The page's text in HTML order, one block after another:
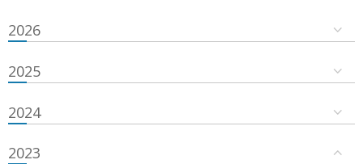
2026
2025
2024
2023